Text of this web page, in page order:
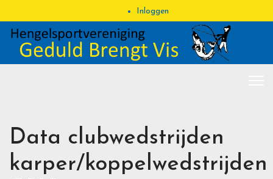
Inloggen
Data clubwedstrijden
karper/koppelwedstrijden